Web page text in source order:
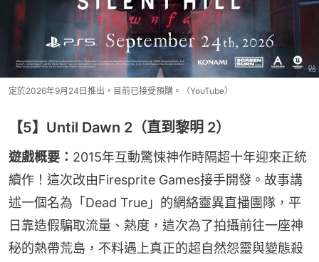
定於2026年9月24日推出，目前已接受預購。（YouTube）
【5】Until Dawn 2（直到黎明 2）
遊戲概要： 2015年互動驚悚神作時隔超十年迎來正統
續作！這次改由Firesprite Games接手開發。故事講
述一個名為「Dead True」的網絡靈異直播團隊，平
日靠造假騙取流量、熱度，這次為了拍攝前往一座神
秘的熱帶荒島，不料遇上真正的超自然怨靈與變態殺